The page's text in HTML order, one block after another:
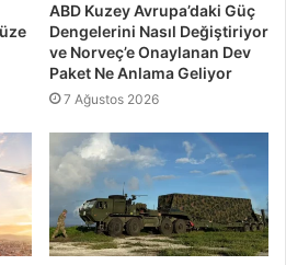
ABD Kuzey Avrupa’daki Güç
Dengelerini Nasıl Değiştiriyor
ve Norveç’e Onaylanan Dev
Paket Ne Anlama Geliyor
7 Ağustos 2026